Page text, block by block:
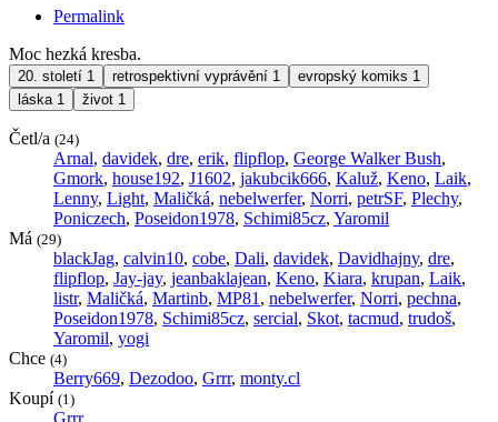
Permalink
Moc hezká kresba.
20. století 1 retrospektivní vyprávění 1 evropský komiks 1
láska 1 život 1
Četl/a (24)
Arnal, davidek, dre, erik, flipflop, George Walker Bush,
Gmork, house192, J1602, jakubcik666, Kaluž, Keno, Laik,
Lenny, Light, Maličká, nebelwerfer, Norri, petrSF, Plechy,
Poniczech, Poseidon1978, Schimi85cz, Yaromil
Má (29)
blackJag, calvin10, cobe, Dali, davidek, Davidhajny, dre,
flipflop, Jay-jay, jeanbaklajean, Keno, Kiara, krupan, Laik,
listr, Maličká, Martinb, MP81 , nebelwerfer, Norri, pechna,
Poseidon1978, Schimi85cz, sercial, Skot, tacmud, trudoš,
Yaromil, yogi
Chce (4)
Berry669, Dezodoo, Grrr, monty.cl
Koupí (1)